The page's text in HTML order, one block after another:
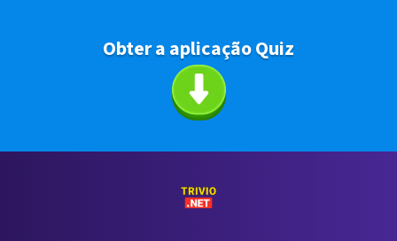
Obter a aplicação Quiz